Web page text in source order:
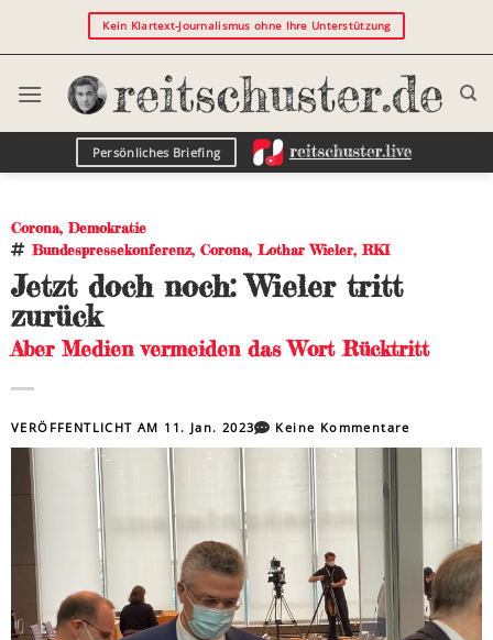
Kein Klartext-Journalismus ohne Ihre Unterstützung
Persönliches Briefing
Corona,Demokratie
Bundespressekonferenz, Corona, Lothar Wieler, RKI
Jetzt doch noch: Wieler tritt
zurück
Aber Medien vermeiden das Wort Rücktritt
VERÖFFENTLICHT AM 11. Jan. 2023 Keine Kommentare